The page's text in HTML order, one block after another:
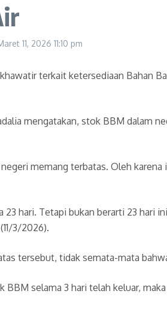
11, 2026 11:10 pm
terkait ketersediaan Bahan
mengatakan, stok BBM dalam
memang terbatas. Oleh
hari. Tetapi bukan berarti 23 hari
3/2026).
tersebut, tidak semata-mata
selama 3 hari telah keluar,